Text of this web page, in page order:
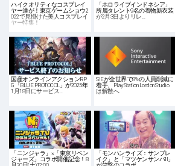
ハイクオリティなコスプレイ
ヤー達が！東京ゲームショウ2
022で見掛けた美人コスプレイ
ヤー特集！
「ホロライブインドネシア」
所属タレント9名の着物新衣装
が2月3日よりリレ…
国産オンラインアクションRP
G「BLUE PROTOCOL」が2025年
1月18日にサービス…
SIEが全世界で8%の人員削減に
着手、PlayStation London Studio
は解散へ
「ニンジャラ」×「東京リベン
ジャーズ」コラボ開催記念！8
「モンハンライズ：サンブレ
イク」と「マツケンサンバII」